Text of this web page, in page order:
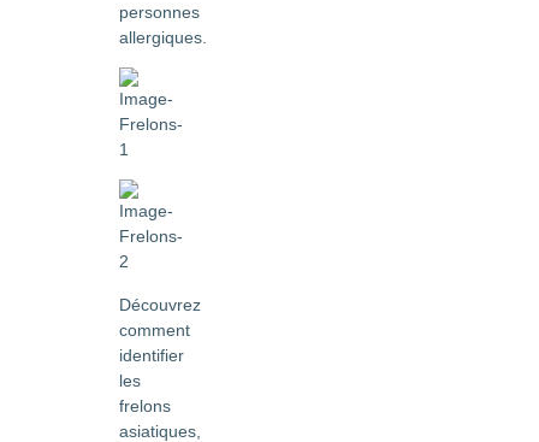
personnes
allergiques.
Découvrez
comment
identifier
les
frelons
asiatiques,